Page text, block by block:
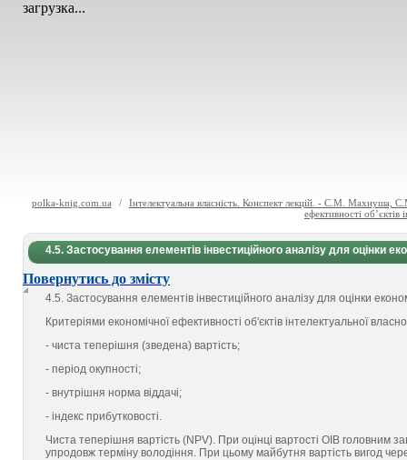
загрузка...
polka-knig.com.ua /
Інтелектуальна власність. Конспект лекцій. - С.М. Махнуша,
ефективності об’єктів
4.5. Застосування елементів інвестиційного аналізу для оцінки
Повернутись до змісту
4.5. Застосування елементів інвестиційного аналізу для оцінки
Критеріями економічної ефективності об'єктів інтелектуальної
- чиста теперішня (зведена) вартість;
- період окупності;
- внутрішня норма віддачі;
- індекс прибутковості.
Чиста теперішня вартість (NPV). При оцінці вартості ОІВ головним
упродовж терміну володіння. При цьому майбутня вартість вигод